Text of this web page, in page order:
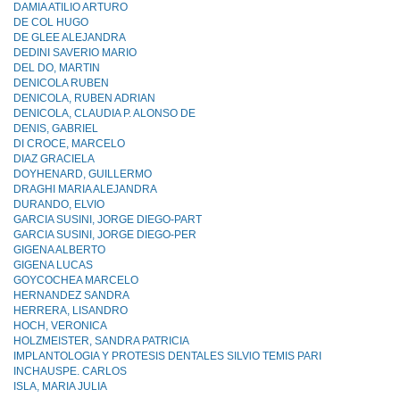
DAMIA ATILIO ARTURO
DE COL HUGO
DE GLEE ALEJANDRA
DEDINI SAVERIO MARIO
DEL DO, MARTIN
DENICOLA RUBEN
DENICOLA, RUBEN ADRIAN
DENICOLA, CLAUDIA P. ALONSO DE
DENIS, GABRIEL
DI CROCE, MARCELO
DIAZ GRACIELA
DOYHENARD, GUILLERMO
DRAGHI MARIA ALEJANDRA
DURANDO, ELVIO
GARCIA SUSINI, JORGE DIEGO-PART
GARCIA SUSINI, JORGE DIEGO-PER
GIGENA ALBERTO
GIGENA LUCAS
GOYCOCHEA MARCELO
HERNANDEZ SANDRA
HERRERA, LISANDRO
HOCH, VERONICA
HOLZMEISTER, SANDRA PATRICIA
IMPLANTOLOGIA Y PROTESIS DENTALES SILVlO TEMIS PARI
INCHAUSPE. CARLOS
ISLA, MARIA JULIA